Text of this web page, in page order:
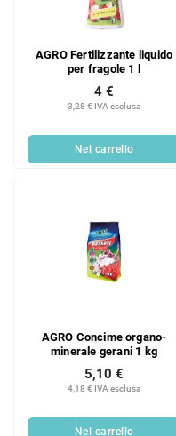
AGRO Fertilizzante liquido
per fragole 1 l
3,28 € IVA esclusa
4 €
Nel carrello
AGRO Concime organo-
minerale gerani 1 kg
4,18 € IVA esclusa
5,10 €
Nel carrello